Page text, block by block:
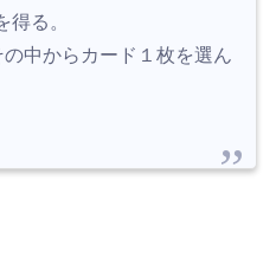
得る。
中からカード１枚を選ん